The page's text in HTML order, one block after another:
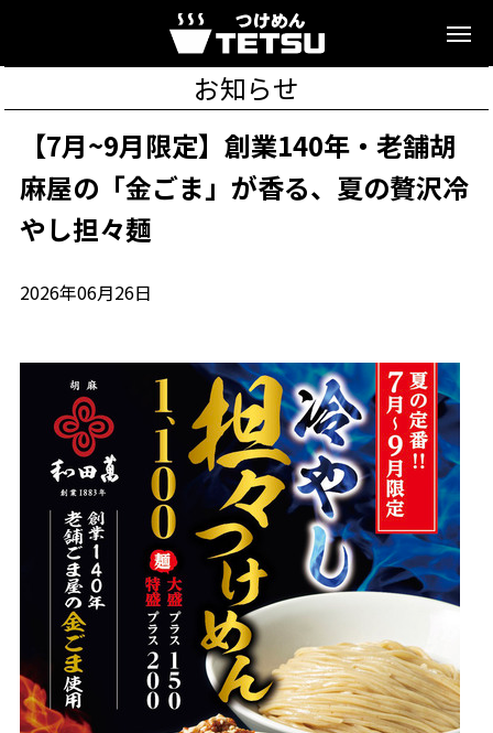
お知らせ
【7月~9月限定】創業140年・老舗胡
麻屋の「金ごま」が香る、夏の贅沢冷
やし担々麺
2026年06月26日